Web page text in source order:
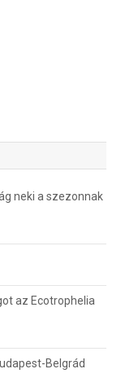
neki a szezonnak
az Ecotrophelia
Belgrád